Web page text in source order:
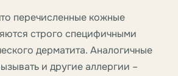
перечисленные кожные
строго специфичными
дерматита. Аналогичные
и другие аллергии –